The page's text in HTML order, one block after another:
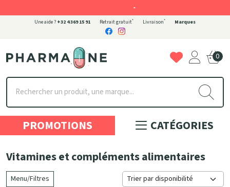
Une aide ? +32 4 369 15 91 Retrait gratuit* Livraison* Marques
Pharmaone Votre pharmacie en ligne à votre service
0
PROMOTIONS
CATÉGORIES
Vitamines et compléments alimentaires
Menu/Filtres